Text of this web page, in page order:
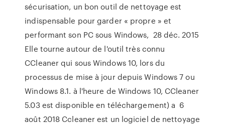
sécurisation, un bon outil de nettoyage est
indispensable pour garder « propre » et
performant son PC sous Windows, 28 déc. 2015
Elle tourne autour de l'outil très connu
CCleaner qui sous Windows 10, lors du
processus de mise à jour depuis Windows 7 ou
Windows 8.1. à l'heure de Windows 10, CCleaner
5.03 est disponible en téléchargement) a 6
août 2018 Ccleaner est un logiciel de nettoyage